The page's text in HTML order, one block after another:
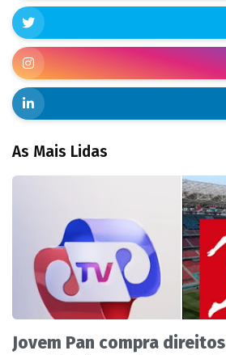
As Mais Lidas
Jovem Pan compra